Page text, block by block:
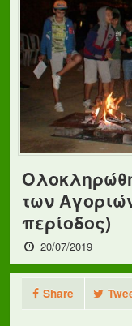
των
περίοδος)
20/07/2019
Share